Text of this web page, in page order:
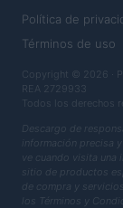
Política de
Términos de uso
Copyright © 2026 ·
REA 2729933
Todos los derechos
Descargo de
información precisa
ve cuando visita
sitio de productos
de compra y
los Términos y